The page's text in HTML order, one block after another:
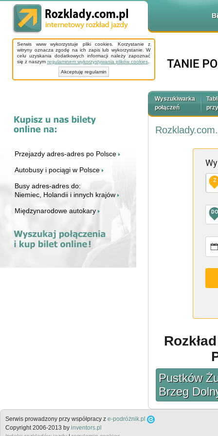
Serwis www wykorzystuje pliki cookies. Korzystanie z
witryny oznacza zgodę na ich zapis lub wykorzystanie. W
celu uzyskania dodatkowych informacji należy zapoznać
się z naszym regulaminem wykorzystywania plików cookies
Akceptuję regulamin
Przejazdy adres-adres po Polsce
Autobusy i pociągi w Polsce
Busy adres-adres do:
Niemiec, Holandii i innych krajów
Międzynarodowe autokary
Wyszukiwarka
połączeń
Z
DO
Pustków
Brzeg
Serwis prowadzony przy współpracy z e-podróżnik.pl
Copyright 2006-2013 by inventors.pl